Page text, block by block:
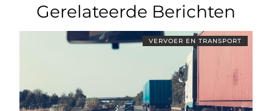
Gerelateerde Berichten
VERVOER EN TRANSPORT